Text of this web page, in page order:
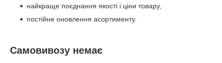
найкраще поєднання якості і ціни товару,
постійне оновлення асортименту.
Самовивозу немає